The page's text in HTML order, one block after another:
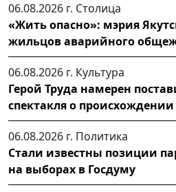
06.08.2026 г. Столица
«Жить опасно»: мэрия
жильцов аварийного
06.08.2026 г. Культура
Герой Труда намерен
спектакля о
06.08.2026 г. Политика
Стали известны позиции
на выборах в Госдуму